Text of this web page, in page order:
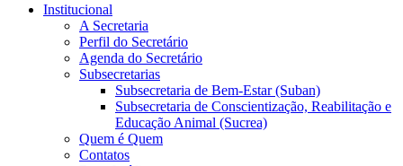
Institucional
A Secretaria
Perfil do Secretário
Agenda do Secretário
Subsecretarias
Subsecretaria de Bem-Estar (Suban)
Subsecretaria de Conscientização, Reabilitação e
Educação Animal (Sucrea)
Quem é Quem
Contatos